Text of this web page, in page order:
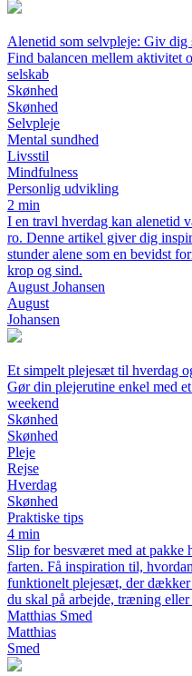
Alenetid som selvpleje: Giv
Find balancen mellem aktivitet
selskab
Skønhed
Skønhed
Selvpleje
Mental sundhed
Livsstil
Mindfulness
Personlig udvikling
2 min
I en travl hverdag kan alenetid
ro. Denne artikel giver dig
stunder alene som en bevidst
krop og sind.
August Johansen
August
Johansen
Et simpelt plejesæt til hverdag
Gør din plejerutine enkel med
weekend
Skønhed
Skønhed
Pleje
Rejse
Hverdag
Skønhed
Praktiske tips
4 min
Slip for besværet med at pakke
farten. Få inspiration til,
funktionelt plejesæt, der
du skal på arbejde, træning eller
Matthias Smed
Matthias
Smed